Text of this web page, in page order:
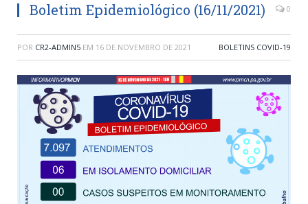
Boletim Epidemiológico (16/11/2021) 0
POR CR2-ADMIN5 EM 16 DE NOVEMBRO DE 2021 BOLETINS COVID-19